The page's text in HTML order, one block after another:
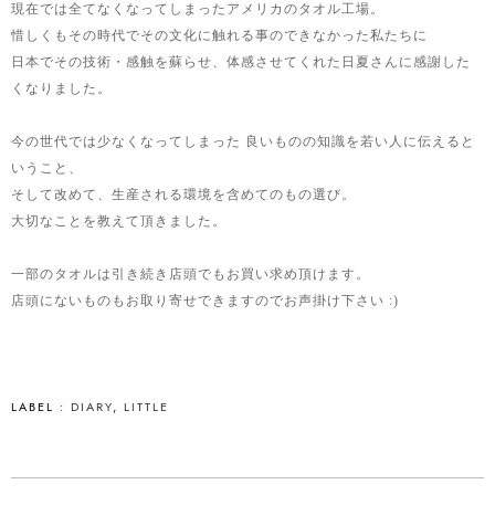
現在では全てなくなってしまったアメリカのタオル工場。
惜しくもその時代でその文化に触れる事のできなかった私たちに
日本でその技術・感触を蘇らせ、体感させてくれた日夏さんに感謝した
くなりました。
今の世代では少なくなってしまった 良いものの知識を若い人に伝えると
いうこと、
そして改めて、生産される環境を含めてのもの選び。
大切なことを教えて頂きました。
一部のタオルは引き続き店頭でもお買い求め頂けます。
店頭にないものもお取り寄せできますのでお声掛け下さい :)
LABEL : DIARY, LITTLE